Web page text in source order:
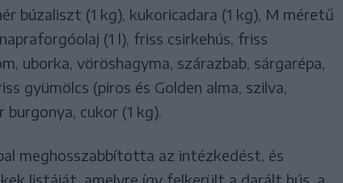
búzaliszt (1 kg), kukoricadara (1 kg), M méretű
(1 l), friss csirkehús, friss
uborka, vöröshagyma, szárazbab, sárgarépa,
gyümölcs (piros és Golden alma, szilva,
cukor (1 kg).
meghosszabbította az intézkedést, és